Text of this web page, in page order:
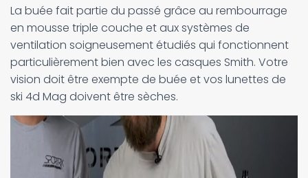
La buée fait partie du passé grâce au rembourrage
en mousse triple couche et aux systèmes de
ventilation soigneusement étudiés qui fonctionnent
particulièrement bien avec les casques Smith. Votre
vision doit être exempte de buée et vos lunettes de
ski 4d Mag doivent être sèches.